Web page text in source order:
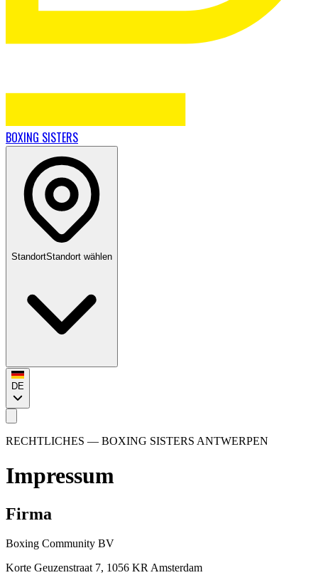
BOXING SISTERS
StandortStandort wählen
DE
RECHTLICHES — BOXING SISTERS ANTWERPEN
Impressum
Firma
Boxing Community BV
Korte Geuzenstraat 7, 1056 KR Amsterdam